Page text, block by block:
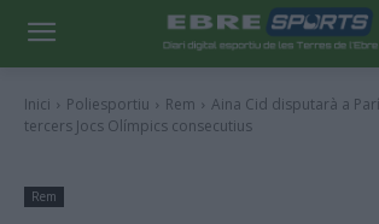
Inici Poliesportiu Rem
Aina Cid disputarà a
tercers Jocs Olímpics consecutius
Rem